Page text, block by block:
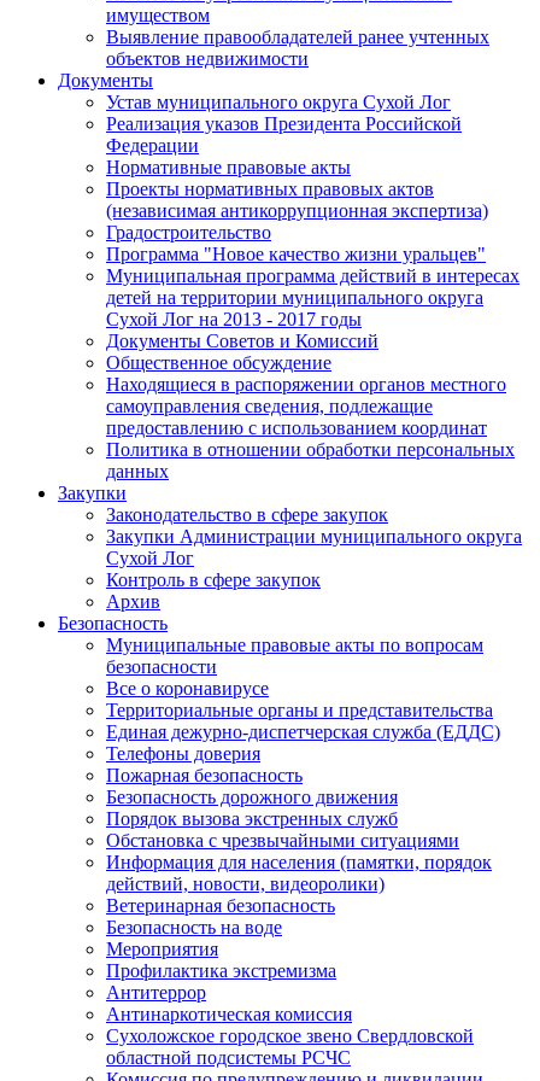
имуществом
Выявление правообладателей ранее учтенных
объектов недвижимости
Документы
Устав муниципального округа Сухой Лог
Реализация указов Президента Российской
Федерации
Нормативные правовые акты
Проекты нормативных правовых актов
(независимая антикоррупционная экспертиза)
Градостроительство
Программа "Новое качество жизни уральцев"
Муниципальная программа действий в интересах
детей на территории муниципального округа
Сухой Лог на 2013 - 2017 годы
Документы Советов и Комиссий
Общественное обсуждение
Находящиеся в распоряжении органов местного
самоуправления сведения, подлежащие
предоставлению с использованием координат
Политика в отношении обработки персональных
данных
Закупки
Законодательство в сфере закупок
Закупки Администрации муниципального округа
Сухой Лог
Контроль в сфере закупок
Архив
Безопасность
Муниципальные правовые акты по вопросам
безопасности
Все о коронавирусе
Территориальные органы и представительства
Единая дежурно-диспетчерская служба (ЕДДС)
Телефоны доверия
Пожарная безопасность
Безопасность дорожного движения
Порядок вызова экстренных служб
Обстановка с чрезвычайными ситуациями
Информация для населения (памятки, порядок
действий, новости, видеоролики)
Ветеринарная безопасность
Безопасность на воде
Мероприятия
Профилактика экстремизма
Антитеррор
Антинаркотическая комиссия
Сухоложское городское звено Свердловской
областной подсистемы РСЧС